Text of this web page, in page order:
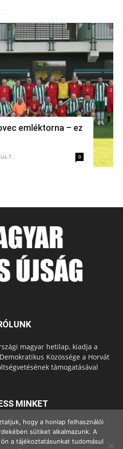
emléktorna – ez
7. 0
magyar hetilap, kiadja a
Közössége a Horvát
támogatásával
MINKET
hogy a honlap felhasználói
sütiket alkalmazunk. A
a tájékoztatásunkat tudomásul